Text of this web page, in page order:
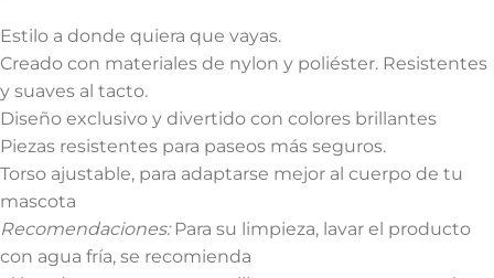
Estilo a donde quiera que vayas.
Creado con materiales de nylon y poliéster. Resistentes
y suaves al tacto.
Diseño exclusivo y divertido con colores brillantes
Piezas resistentes para paseos más seguros.
Torso ajustable, para adaptarse mejor al cuerpo de tu
mascota
Recomendaciones:Para su limpieza, lavar el producto
con agua fría, se recomienda